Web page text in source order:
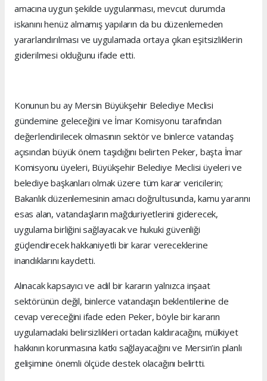
amacına uygun şekilde uygulanması, mevcut durumda
iskanını henüz almamış yapıların da bu düzenlemeden
yararlandırılması ve uygulamada ortaya çıkan eşitsizliklerin
giderilmesi olduğunu ifade etti.
Konunun bu ay Mersin Büyükşehir Belediye Meclisi
gündemine geleceğini ve İmar Komisyonu tarafından
değerlendirilecek olmasının sektör ve binlerce vatandaş
açısından büyük önem taşıdığını belirten Peker, başta İmar
Komisyonu üyeleri, Büyükşehir Belediye Meclisi üyeleri ve
belediye başkanları olmak üzere tüm karar vericilerin;
Bakanlık düzenlemesinin amacı doğrultusunda, kamu yararını
esas alan, vatandaşların mağduriyetlerini giderecek,
uygulama birliğini sağlayacak ve hukuki güvenliği
güçlendirecek hakkaniyetli bir karar vereceklerine
inandıklarını kaydetti.
Alınacak kapsayıcı ve adil bir kararın yalnızca inşaat
sektörünün değil, binlerce vatandaşın beklentilerine de
cevap vereceğini ifade eden Peker, böyle bir kararın
uygulamadaki belirsizlikleri ortadan kaldıracağını, mülkiyet
hakkının korunmasına katkı sağlayacağını ve Mersin’in planlı
gelişimine önemli ölçüde destek olacağını belirtti.